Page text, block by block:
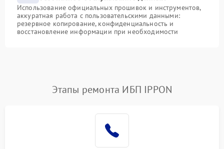
Использование официальных прошивок и инструментов,
аккуратная работа с пользовательскими данными:
резервное копирование, конфиденциальность и
восстановление информации при необходимости
Этапы ремонта ИБП IPPON